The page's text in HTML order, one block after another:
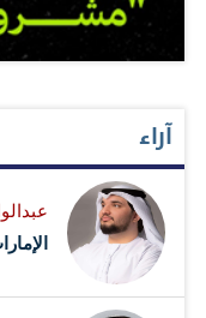
آراء